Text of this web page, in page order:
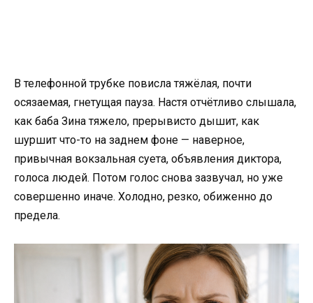
В телефонной трубке повисла тяжёлая, почти
осязаемая, гнетущая пауза. Настя отчётливо слышала,
как баба Зина тяжело, прерывисто дышит, как
шуршит что-то на заднем фоне — наверное,
привычная вокзальная суета, объявления диктора,
голоса людей. Потом голос снова зазвучал, но уже
совершенно иначе. Холодно, резко, обиженно до
предела.